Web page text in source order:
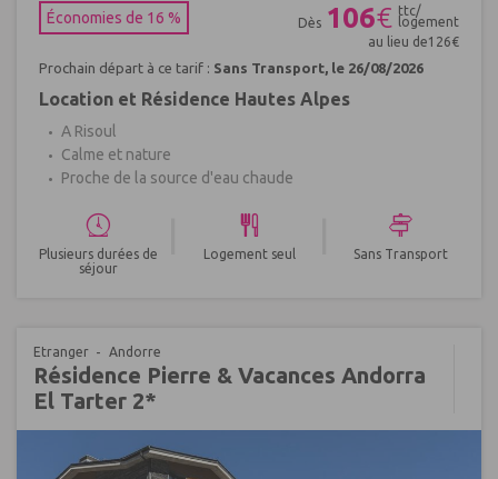
Économies de 16 %
Dès 106€ ttc/
logement
au lieu de126€
Prochain départ à ce tarif : Sans Transport, le 26/08/2026
Location et Résidence Hautes Alpes
A Risoul
Calme et nature
Proche de la source d'eau chaude
Plusieurs durées de
séjour
Logement seul Sans Transport
Etranger Andorre
Résidence Pierre & Vacances Andorra
El Tarter 2*